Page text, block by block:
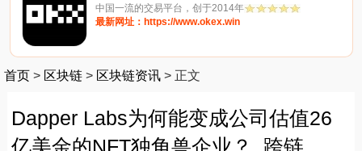
中国一流的交易平台，创于2014年
最新网址：https://www.okex.win
首页 > 区块链 > 区块链资讯 > 正文
Dapper Labs为何能变成公司估值26
亿美金的NFT独角兽企业？_跨链